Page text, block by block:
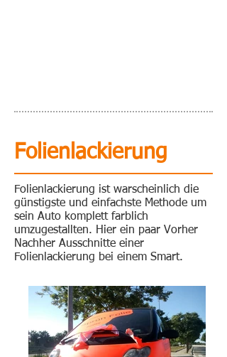
Folienlackierung
Folienlackierung ist warscheinlich die
günstigste und einfachste Methode um
sein Auto komplett farblich
umzugestallten. Hier ein paar Vorher
Nachher Ausschnitte einer
Folienlackierung bei einem Smart.